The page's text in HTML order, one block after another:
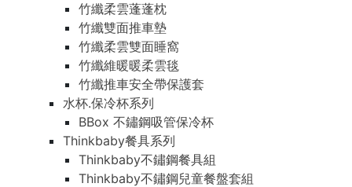
竹纖柔雲蓬蓬枕
竹纖雙面推車墊
竹纖柔雲雙面睡窩
竹纖維暖暖柔雲毯
竹纖推車安全帶保護套
水杯.保冷杯系列
BBox 不鏽鋼吸管保冷杯
Thinkbaby餐具系列
Thinkbaby不鏽鋼餐具組
Thinkbaby不鏽鋼兒童餐盤套組